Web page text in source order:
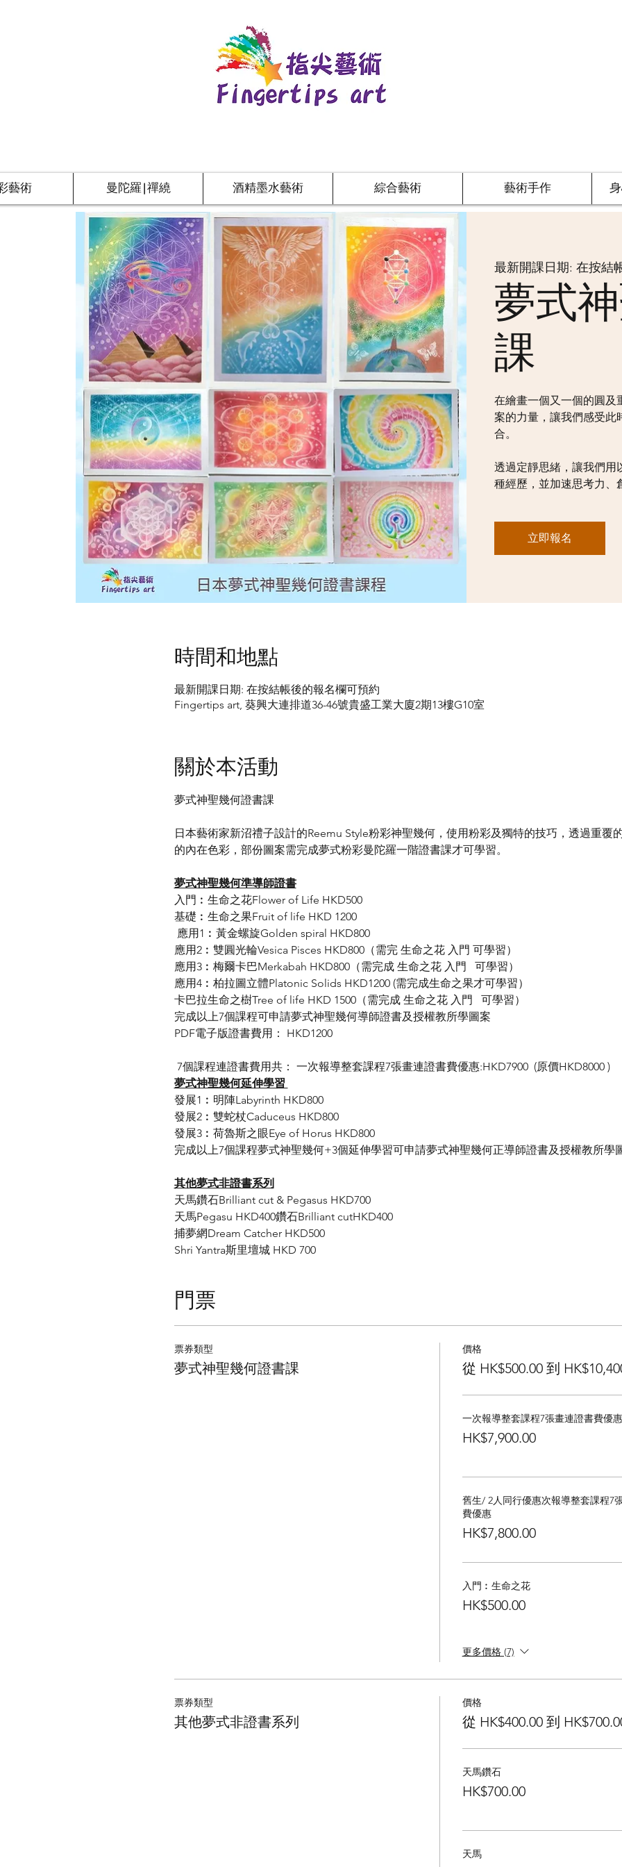
藝術 曼陀羅|禪繞 酒精墨水藝術 綜合藝術 藝術手作
最新開課日期: 在按結
夢式
課
在繪畫一個又一個的圓及
案的力量，讓我們感受此
合。
透過定靜思緒，讓我們用
種經歷，並加速思考力、
立即報名
時間和地點
最新開課日期: 在按結帳後的報名欄可預約
Fingertips art, 葵興大連排道36-46號貴盛工業大廈2期13樓G10室
關於本活動
夢式神聖幾何證書課
日本藝術家新沼禮子設計的Reemu Style粉彩神聖幾何，使用粉彩及獨特的技巧，透過重覆
的內在色彩，部份圖案需完成夢式粉彩曼陀羅一階證書課才可學習。
夢式神聖幾何準導師證書
入門︰生命之花Flower of Life HKD500
基礎︰生命之果Fruit of life HKD 1200
應用1︰黃金螺旋Golden spiral HKD800
應用2︰雙圓光輪Vesica Pisces HKD800（需完 生命之花 入門 可學習）
應用3︰梅爾卡巴Merkabah HKD800（需完成 生命之花 入門   可學習）
應用4︰柏拉圖立體Platonic Solids HKD1200 (需完成生命之果才可學習）
卡巴拉生命之樹Tree of life HKD 1500（需完成 生命之花 入門   可學習）
完成以上7個課程可申請夢式神聖幾何導師證書及授權教所學圖案
PDF電子版證書費用： HKD1200
7個課程連證書費用共： 一次報導整套課程7張畫連證書費優惠:HKD7900  (原價HKD8000 )
夢式神聖幾何延伸學習
發展1︰明陣Labyrinth HKD800
發展2︰雙蛇杖Caduceus HKD800
發展3︰荷魯斯之眼Eye of Horus HKD800
完成以上7個課程夢式神聖幾何+3個延伸學習可申請夢式神聖幾何正導師證書及授權教所學
其他夢式非證書系列
天馬鑽石Brilliant cut & Pegasus HKD700
天馬Pegasu HKD400鑽石Brilliant cutHKD400
捕夢網Dream Catcher HKD500
Shri Yantra斯里壇城 HKD 700
門票
票券類型
夢式神聖幾何證書課
價格
從 HK$500.00 到
一次報導整套課程7張畫連證書費優惠
HK$7,900.00
舊生/ 2人同行優惠次報導整套課程7
費優惠
HK$7,800.00
入門︰生命之花
HK$500.00
更多價格 (7)
票券類型
其他夢式非證書系列
價格
從 HK$400.00 到
天馬鑽石
HK$700.00
天馬